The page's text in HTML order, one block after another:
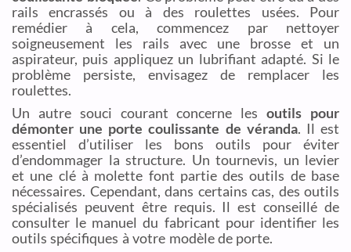
rails encrassés ou à des roulettes usées. Pour
remédier à cela, commencez par nettoyer
soigneusement les rails avec une brosse et un
aspirateur, puis appliquez un lubrifiant adapté. Si le
problème persiste, envisagez de remplacer les
roulettes.
Un autre souci courant concerne lesoutils pour
démonter une porte coulissante de véranda. Il est
essentiel d’utiliser les bons outils pour éviter
d’endommager la structure. Un tournevis, un levier
et une clé à molette font partie des outils de base
nécessaires. Cependant, dans certains cas, des outils
spécialisés peuvent être requis. Il est conseillé de
consulter le manuel du fabricant pour identifier les
outils spécifiques à votre modèle de porte.